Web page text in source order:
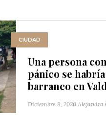
CIUDAD
Una persona
pánico se
barranco en
Diciembre 8, 2020 Alejandra